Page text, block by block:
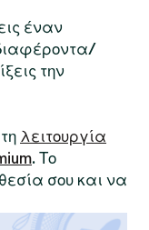
έναν
την
λειτουργία
. Το
σου και να